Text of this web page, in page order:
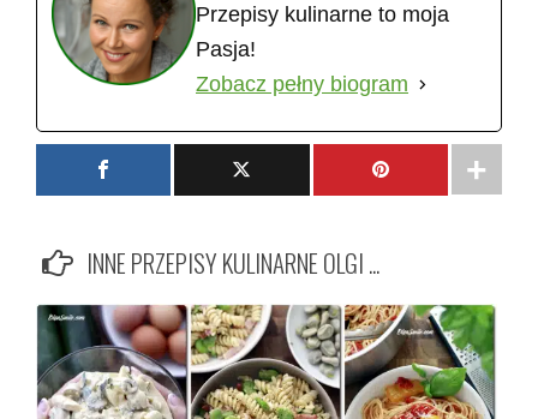
Przepisy kulinarne to moja
Pasja!
Zobacz pełny biogram
INNE PRZEPISY KULINARNE OLGI ...